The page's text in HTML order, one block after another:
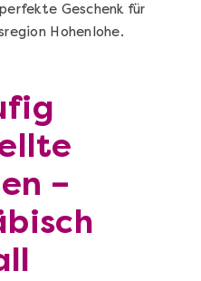
Geschenk für
Hohenlohe.
–